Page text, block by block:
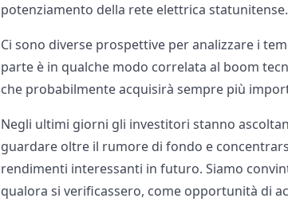
potenziamento della rete elettrica statunitense.
Ci sono diverse prospettive per analizzare i
parte è in qualche modo correlata al boom
che probabilmente acquisirà sempre più
Negli ultimi giorni gli investitori stanno
guardare oltre il rumore di fondo e
rendimenti interessanti in futuro. Siamo
qualora si verificassero, come opportunità di